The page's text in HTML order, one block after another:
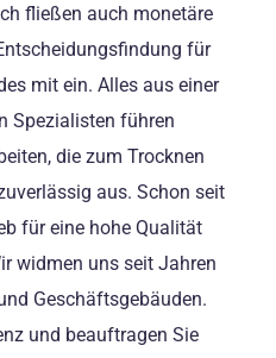
fließen auch monetäre
für
mit ein. Alles aus einer
Spezialisten führen
die zum Trocknen
aus. Schon seit
für eine hohe Qualität
widmen uns seit Jahren
Geschäftsgebäuden.
und beauftragen Sie